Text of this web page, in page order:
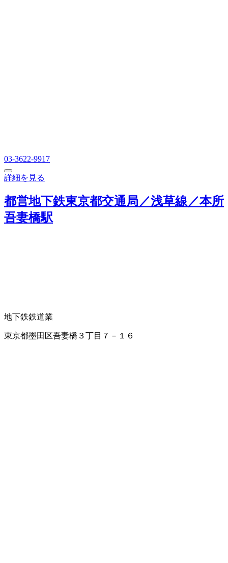
03-3622-9917
詳細を見る
都営地下鉄東京都交通局／浅草線／本所
吾妻橋駅
地下鉄鉄道業
東京都墨田区吾妻橋３丁目７－１６